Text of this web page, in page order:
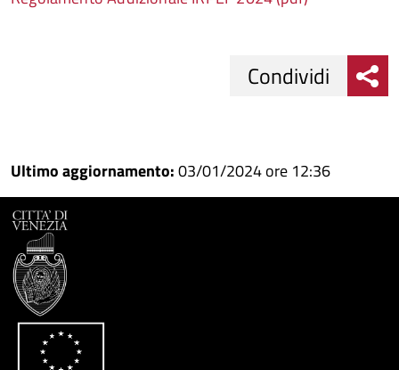
su
Facebook
Condividi
su
Condividi
Condividi
Ultimo aggiornamento:03/01/2024 ore 12:36